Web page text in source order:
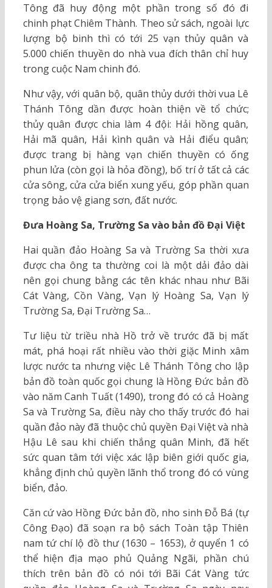
Tông đã huy động một phần trong số đó đi
chinh phạt Chiêm Thành. Theo sử sách, ngoài lực
lượng bộ binh thì có tới 25 vạn thủy quân và
5.000 chiến thuyền do nhà vua đích thân chỉ huy
trong cuộc Nam chinh đó.
Như vậy, với quân bộ, quân thủy dưới thời vua Lê
Thánh Tông dần được hoàn thiện về tổ chức;
thủy quân được chia làm 4 đội: Hải hồng quân,
Hải mã quân, Hải kình quân và Hải điểu quân;
được trang bị hàng vạn chiến thuyền có ống
phun lửa (còn gọi là hỏa đồng), bố trí ở tất cả các
cửa sông, cửa cửa biển xung yếu, góp phần quan
trọng bảo vệ giang sơn, đất nước.
Đưa Hoàng Sa, Trường Sa vào bản đồ Đại Việt
Hai quần đảo Hoàng Sa và Trường Sa thời xưa
được cha ông ta thường coi là một dải đảo dài
nên gọi chung bằng các tên khác nhau như Bãi
Cát Vàng, Cồn Vàng, Vạn lý Hoàng Sa, Vạn lý
Trường Sa, Đại Trường Sa…
Tư liệu từ triều nhà Hồ trở về trước đã bị mất
mát, phá hoại rất nhiều vào thời giặc Minh xâm
lược nước ta nhưng việc Lê Thánh Tông cho lập
bản đồ toàn quốc gọi chung là Hồng Đức bản đồ
vào năm Canh Tuất (1490), trong đó có cả Hoàng
Sa và Trường Sa, điều này cho thấy trước đó hai
quần đảo này đã thuộc chủ quyền Đại Việt và nhà
Hậu Lê sau khi chiến thắng quân Minh, đã hết
sức quan tâm tới việc xác lập biên giới quốc gia,
khẳng định chủ quyền lãnh thổ trong đó có vùng
biển, đảo.
Căn cứ vào Hồng Đức bản đồ, nho sinh Đỗ Bá (tự
Công Đạo) đã soạn ra bộ sách Toàn tập Thiên
nam tứ chí lộ đồ thư (1630 – 1653), ở quyển 1 có
thể hiện địa mạo phủ Quảng Ngãi, phần chú
thích trên bản đồ có nói tới Bãi Cát Vàng tức